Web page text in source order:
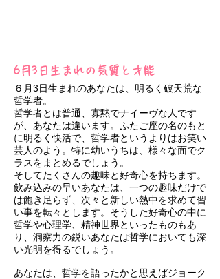
6月3日生まれの気質と才能
６月3日生まれのあなたは、明るく破天荒な
哲学者。
哲学者とは普通、寡黙でナイーヴな人です
が、あなたは違います。ふたご座の名のもと
に明るく快活で、哲学者というよりはお笑い
芸人のよう。特に幼いうちは、様々な面でク
ラスをまとめるでしょう。
そしてたくさんの趣味と好奇心を持ちます。
飲み込みの早いあなたは、一つの趣味だけで
は飽き足らず、次々と新しい熱中を求めて習
い事を転々とします。そうした好奇心の中に
哲学や心理学、精神世界といったものもあ
り、洞察力の鋭いあなたは哲学においても深
い光明を得るでしょう。
あなたは、哲学を語ったかと思えばジョーク